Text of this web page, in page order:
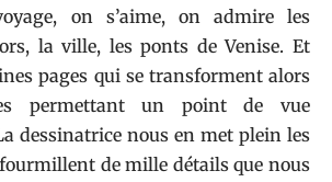
on s’aime, on admire les
la ville, les ponts de Venise. Et
pages qui se transforment alors
permettant un point de vue
dessinatrice nous en met plein les
fourmillent de mille détails que nous